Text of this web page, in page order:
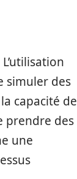
simuler des
capacité de
prendre des
une